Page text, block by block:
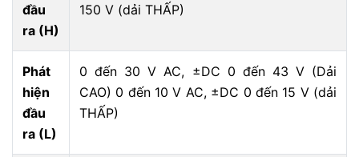
đầu
ra (H)
150 V (dải THẤP)
Phát
hiện
đầu
ra (L)
0 đến 30 V AC, ±DC 0 đến 43 V (Dải
CAO) 0 đến 10 V AC, ±DC 0 đến 15 V (dải
THẤP)